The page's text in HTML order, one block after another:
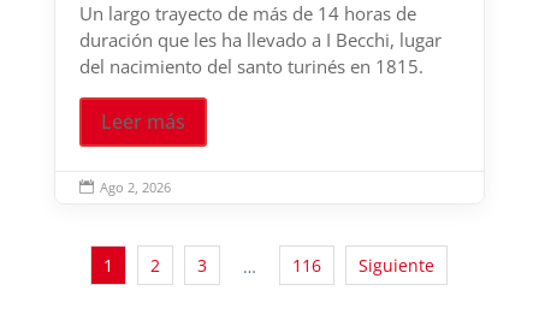
Un largo trayecto de más de 14 horas de
duración que les ha llevado a I Becchi, lugar
del nacimiento del santo turinés en 1815.
Leer más
 Ago 2, 2026
1 2 3 … 116 Siguiente